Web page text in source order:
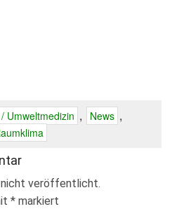
Umweltmedizin , News ,
nicht veröffentlicht.
* markiert